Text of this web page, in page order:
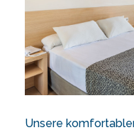
Unsere